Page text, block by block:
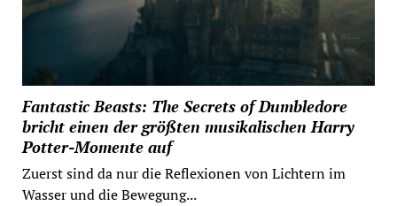
Fantastic Beasts: The Secrets of Dumbledore
bricht einen der größten musikalischen Harry
Potter-Momente auf
Zuerst sind da nur die Reflexionen von Lichtern im
Wasser und die Bewegung...